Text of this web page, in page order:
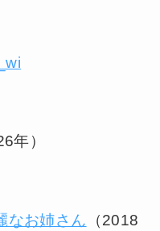
年）
なお姉さん （2018